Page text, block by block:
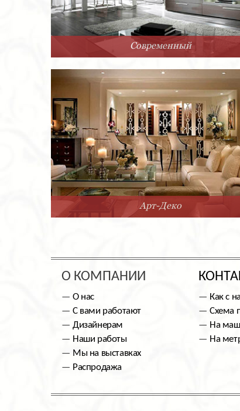
Современный
Арт-Деко
О КОМПАНИИ
О нас
С вами работают
Дизайнерам
Наши работы
Мы на выставках
Распродажа
Как с
Схема
На
На